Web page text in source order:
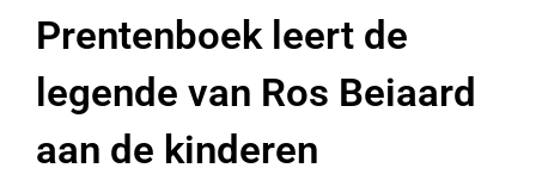
Prentenboek leert de
legende van Ros Beiaard
aan de kinderen